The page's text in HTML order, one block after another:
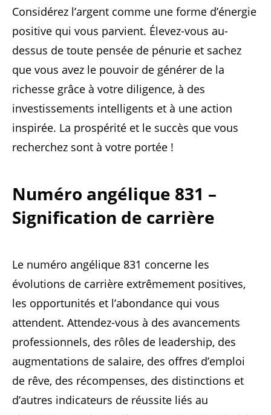
Considérez l’argent comme une forme d’énergie
positive qui vous parvient. Élevez-vous au-
dessus de toute pensée de pénurie et sachez
que vous avez le pouvoir de générer de la
richesse grâce à votre diligence, à des
investissements intelligents et à une action
inspirée. La prospérité et le succès que vous
recherchez sont à votre portée !
Numéro angélique 831 –
Signification de carrière
Le numéro angélique 831 concerne les
évolutions de carrière extrêmement positives,
les opportunités et l’abondance qui vous
attendent. Attendez-vous à des avancements
professionnels, des rôles de leadership, des
augmentations de salaire, des offres d’emploi
de rêve, des récompenses, des distinctions et
d’autres indicateurs de réussite liés au